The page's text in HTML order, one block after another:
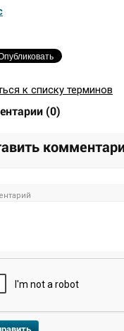
к списку терминов
(0)